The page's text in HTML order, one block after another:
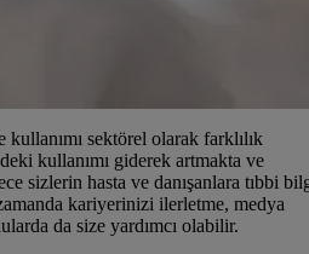
sektörel olarak farklılık
kullanımı giderek artmakta ve
sizlerin hasta ve danışanlara tıbbi
kariyerinizi ilerletme, medya
da size yardımcı olabilir.